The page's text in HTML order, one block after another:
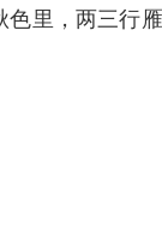
里，两三行